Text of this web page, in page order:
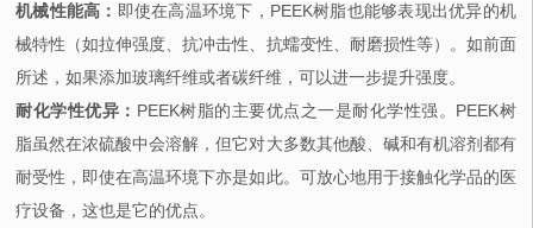
机械性能高： 即使在高温环境下，PEEK树脂也能够表现出优异的机
械特性（如拉伸强度、抗冲击性、抗蠕变性、耐磨损性等）。如前面
所述，如果添加玻璃纤维或者碳纤维，可以进一步提升强度。
耐化学性优异： PEEK树脂的主要优点之一是耐化学性强。PEEK树
脂虽然在浓硫酸中会溶解，但它对大多数其他酸、碱和有机溶剂都有
耐受性，即使在高温环境下亦是如此。可放心地用于接触化学品的医
疗设备，这也是它的优点。